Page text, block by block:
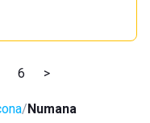
6 >
Numana